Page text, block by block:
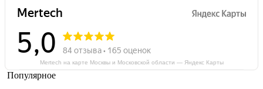
Mertech на карте Москвы и Московской области — Яндекс Карты
Популярное